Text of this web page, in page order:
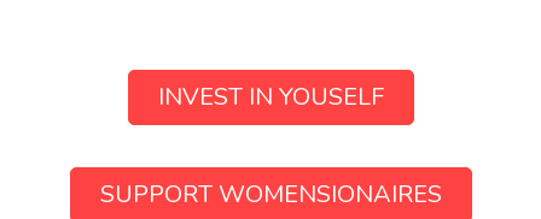
INVEST IN YOUSELF
SUPPORT WOMENSIONAIRES